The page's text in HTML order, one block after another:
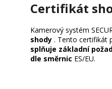
Certifikát
Kamerový systém
shody . Tento certifikát
splňuje základní
dle směrnic ES/EU.